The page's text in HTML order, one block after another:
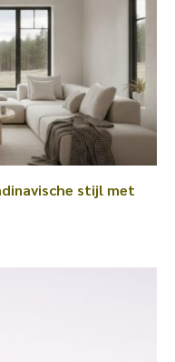
stijl met